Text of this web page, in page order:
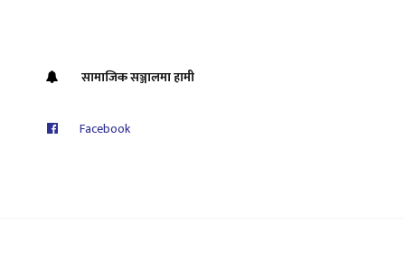
सामाजिक सञ्जालमा हामी
Facebook